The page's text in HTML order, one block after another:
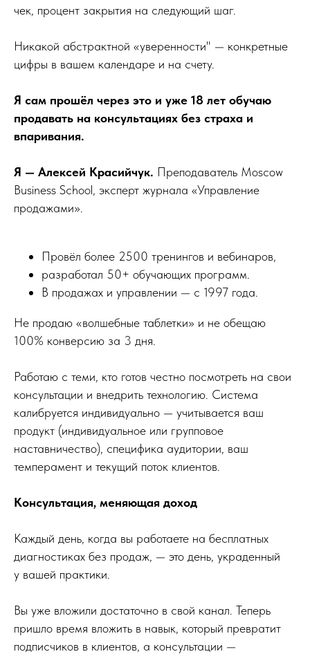
чек, процент закрытия на следующий шаг.
Никакой абстрактной «уверенности" — конкретные
цифры в вашем календаре и на счету.
Я сам прошёл через это и уже 18 лет обучаю
продавать на консультациях без страха и
впаривания.
Я — Алексей Красийчук. Преподаватель Moscow
Business School, эксперт журнала «Управление
продажами».
Провёл более 2500 тренингов и вебинаров,
разработал 50+ обучающих программ.
В продажах и управлении — с 1997 года.
Не продаю «волшебные таблетки» и не обещаю
100% конверсию за 3 дня.
Работаю с теми, кто готов честно посмотреть на свои
консультации и внедрить технологию. Система
калибруется индивидуально — учитывается ваш
продукт (индивидуальное или групповое
наставничество), специфика аудитории, ваш
темперамент и текущий поток клиентов.
Консультация, меняющая доход
Каждый день, когда вы работаете на бесплатных
диагностиках без продаж, — это день, украденный
у вашей практики.
Вы уже вложили достаточно в свой канал. Теперь
пришло время вложить в навык, который превратит
подписчиков в клиентов, а консультации —